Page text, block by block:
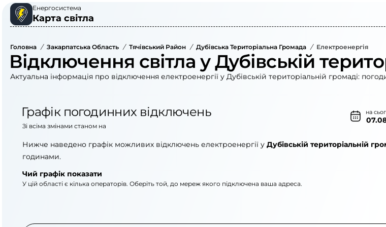
Енергосистема
Карта світла
Головна / Закарпатська Область / Тячівський Район / Дубівська Територіальна Громада / Електроенергія
Відключення світла у Дубівській
Актуальна інформація про відключення електроенергії у Дубівській територіальній громаді:
Графік погодинних відключень на
Зі всіма змінами станом на
Нижче наведено графік можливих відключень електроенергії у Дубівській територіальній
годинами.
Чий графік показати
У цій області є кілька операторів. Оберіть той, до мереж якого підключена ваша адреса.